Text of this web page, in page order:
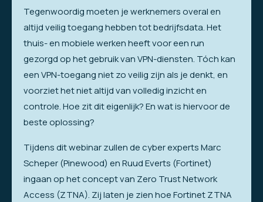
Tegenwoordig moeten je werknemers overal en
altijd veilig toegang hebben tot bedrijfsdata. Het
thuis- en mobiele werken heeft voor een run
gezorgd op het gebruik van VPN-diensten. Tóch kan
een VPN-toegang niet zo veilig zijn als je denkt, en
voorziet het niet altijd van volledig inzicht en
controle. Hoe zit dit eigenlijk? En wat is hiervoor de
beste oplossing?
Tijdens dit webinar zullen de cyber experts Marc
Scheper (Pinewood) en Ruud Everts (Fortinet)
ingaan op het concept van Zero Trust Network
Access (ZTNA). Zij laten je zien hoe Fortinet ZTNA